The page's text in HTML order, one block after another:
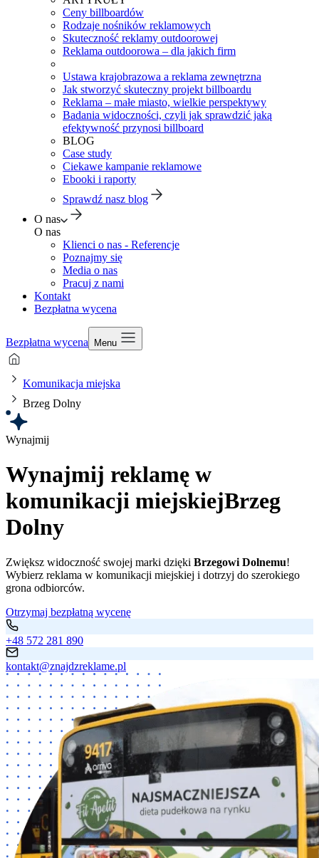
Ceny billboardów
Rodzaje nośników reklamowych
Skuteczność reklamy outdoorowej
Reklama outdoorowa – dla jakich firm
Ustawa krajobrazowa a reklama zewnętrzna
Jak stworzyć skuteczny projekt billboardu
Reklama – małe miasto, wielkie perspektywy
Badania widoczności, czyli jak sprawdzić jaką
efektywność przynosi billboard
BLOG
Case study
Ciekawe kampanie reklamowe
Ebooki i raporty
Sprawdź nasz blog
O nas
O nas
Klienci o nas - Referencje
Poznajmy się
Media o nas
Pracuj z nami
Kontakt
Bezpłatna wycena
Bezpłatna wycena Menu
Komunikacja miejska
Brzeg Dolny
Wynajmij
Wynajmij reklamę w
komunikacji miejskiejBrzeg
Dolny
Zwiększ widoczność swojej marki dzięki Brzegowi Dolnemu!
Wybierz reklama w komunikacji miejskiej i dotrzyj do szerokiego
grona odbiorców.
Otrzymaj bezpłatną wycenę
+48 572 281 890
kontakt@znajdzreklame.pl